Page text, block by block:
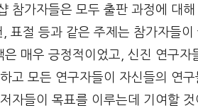
참가자들은 모두 출판 과정에 대해
표절 등과 같은 주제는 참가자들이
매우 긍정적이었고, 신진 연구자
고 모든 연구자들이 자신들의 연구
자들이 목표를 이루는데 기여할 것